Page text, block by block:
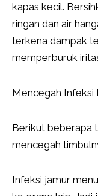
kapas kecil.
ringan dan air
terkena dampak
memperburuk
Mencegah Infeksi
Berikut beberapa
mencegah
Infeksi jamur